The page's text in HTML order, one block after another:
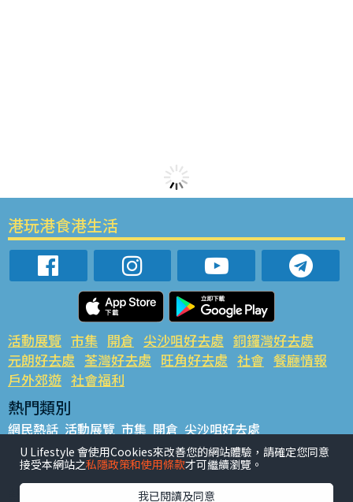
港玩港食港生活
活動展覽 市集 開倉 尖沙咀好去處 銅鑼灣好去處
元朗好去處 荃灣好去處 旺角好去處 社會 餐廳情報
戶外郊遊 社會福利
熱門類別
網民熱話 活動展覽 市集 開倉 尖沙咀好去處
銅鑼灣好去處 元朗好去處 荃灣好去處 旺角好去處 社會
餐廳情報 戶外郊遊
熱門標籤
U Lifestyle 會使用Cookies來改善您的網站體驗，請確定您同意
接受本網站之私隱政策和使用條款才可繼續瀏覽。
我已閱讀及同意